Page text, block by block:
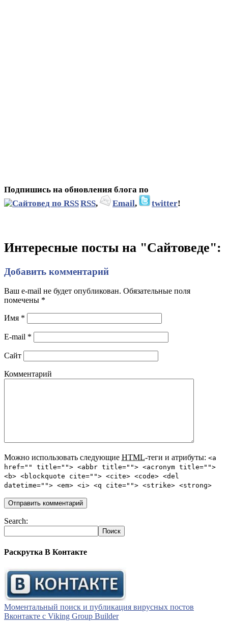
Подпишись на обновления блога по
RSS, Email, twitter!
Интересные посты на "Сайтоведе":
Добавить комментарий
Ваш e-mail не будет опубликован. Обязательные поля
помечены *
Имя *
E-mail *
Сайт
Комментарий
Можно использовать следующие HTML-теги и атрибуты: <a
href="" title=""> <abbr title=""> <acronym title="">
<b> <blockquote cite=""> <cite> <code> <del
datetime=""> <em> <i> <q cite=""> <strike> <strong>
Search:
Раскрутка В Контакте
Моментальный поиск и публикация вирусных постов
Вконтакте с Viking Group Builder